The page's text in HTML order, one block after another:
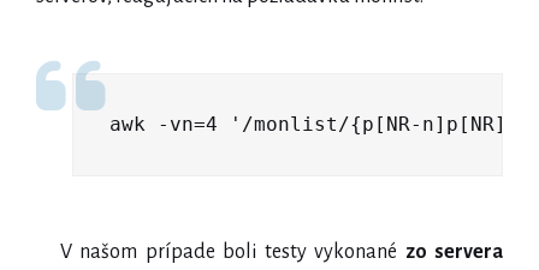
awk -vn=4 '/monlist/{p[NR-
V našom prípade boli testy vykonané zo servera